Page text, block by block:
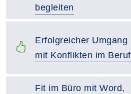
begleiten
Erfolgreicher Umgang
mit Konflikten im Beruf
Fit im Büro mit Word,